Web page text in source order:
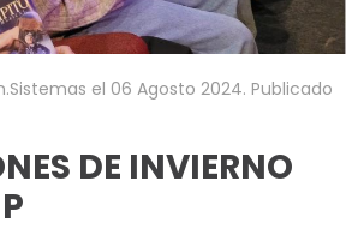
el 06 Agosto 2024. Publicado
DE INVIERNO